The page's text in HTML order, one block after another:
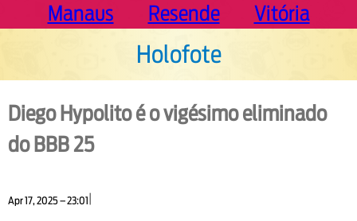
Manaus
Resende Vitória
Holofote
Diego Hypolito é o vigésimo eliminado
do BBB 25
Apr 17, 2025 – 23:01